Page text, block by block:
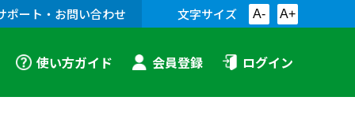
ポート・お問い合わせ 文字サイズ A- A+
使い方ガイド 会員登録 ログイン